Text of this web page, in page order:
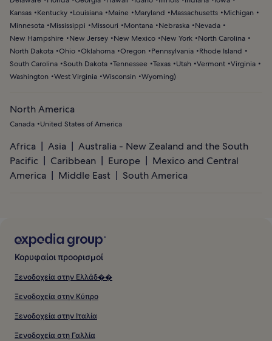
Kansas
Kentucky Louisiana Maine Maryland Massachusetts
Michigan
Minnesota
Mississippi Missouri Montana Nebraska
Nevada
New Hampshire
New Jersey New Mexico New York
North Carolina
North Dakota Ohio Oklahoma Oregon Pennsylvania
Rhode Island
South Carolina South Dakota Tennessee Texas Utah Vermont Virginia
Washington
West Virginia Wisconsin Wyoming)
North America
Canada United States of America
Africa Asia
Australia - New Zealand and the South
Pacific
Caribbean Europe
Mexico and Central
America
Middle East South America
Κορυφαίοι προορισμοί
Ξενοδοχεία στην Ελλάδ��
Ξενοδοχεία στην Κύπρο
Ξενοδοχεία στην Ιταλία
Ξενοδοχεία στη Γαλλία